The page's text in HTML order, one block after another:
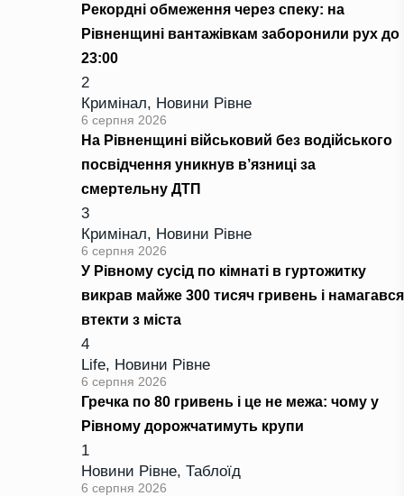
Рекордні обмеження через спеку: на
Рівненщині вантажівкам заборонили рух до
23:00
2
Кримінал, Новини Рівне
6 серпня 2026
На Рівненщині військовий без водійського
посвідчення уникнув в’язниці за
смертельну ДТП
3
Кримінал, Новини Рівне
6 серпня 2026
У Рівному сусід по кімнаті в гуртожитку
викрав майже 300 тисяч гривень і намагався
втекти з міста
4
Life, Новини Рівне
6 серпня 2026
Гречка по 80 гривень і це не межа: чому у
Рівному дорожчатимуть крупи
1
Новини Рівне, Таблоїд
6 серпня 2026